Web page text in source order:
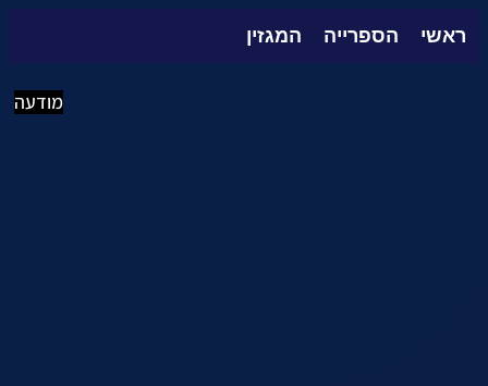
ראשי הספרייה המגזין
מודעה